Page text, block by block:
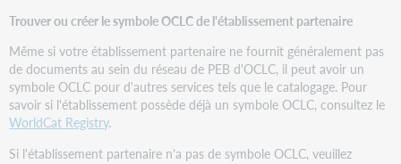
Trouver ou créer le symbole OCLC de l'établissement partenaire
Même si votre établissement partenaire ne fournit généralement pas
de documents au sein du réseau de PEB d'OCLC, il peut avoir un
symbole OCLC pour d'autres services tels que le catalogage. Pour
savoir si l'établissement possède déjà un symbole OCLC, consultez le
WorldCat Registry.
Si l'établissement partenaire n'a pas de symbole OCLC, veuillez